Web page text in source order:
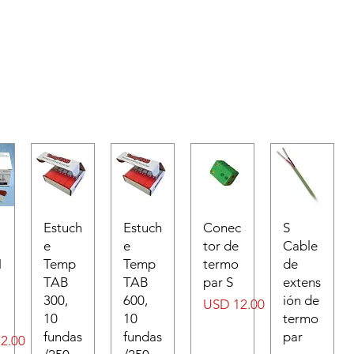
Estuch
e
Temp
TAB
300,
10
fundas
Estuch
e
Temp
TAB
600,
10
fundas
Conec
tor de
termo
par S
Precio
USD 12.00
S
Cable
de
extens
ión de
termo
par